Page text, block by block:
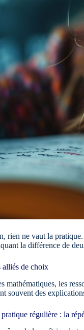
rien ne vaut la
la différence de
alliés de choix
mathématiques, les
souvent des
régulière : la